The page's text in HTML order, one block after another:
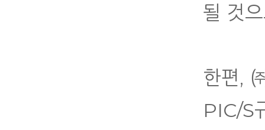
될 것
한편,
PIC/S